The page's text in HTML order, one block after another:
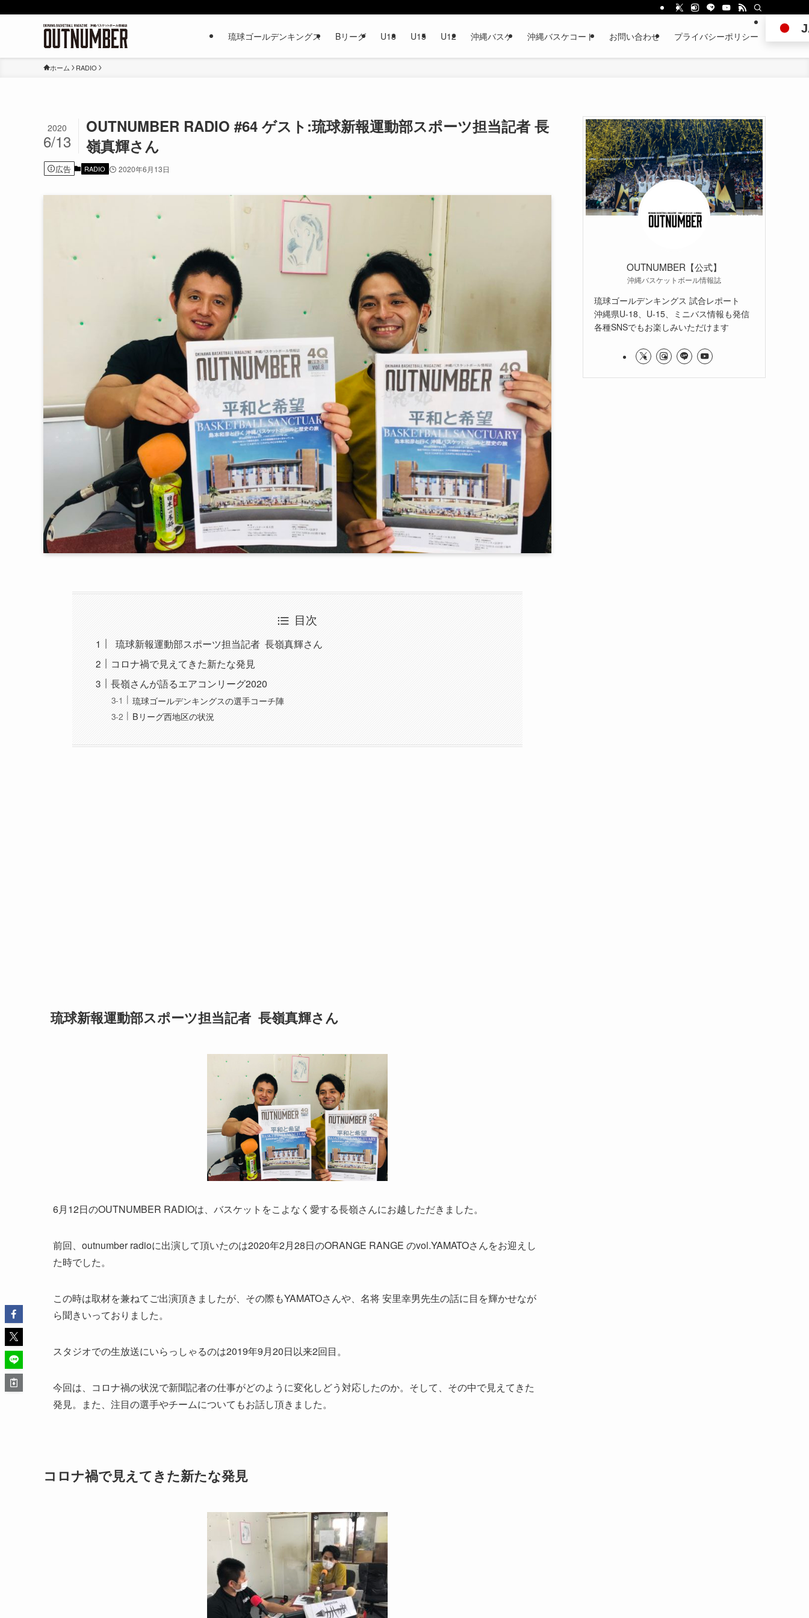
琉球ゴールデンキングス Bリーグ U18 U15 U12 沖縄バスケ 沖縄バスケコート お問い合わせ プライバシーポリシー
ホーム RADIO
OUTNUMBER RADIO #64 ゲスト:琉球新報運動部スポーツ担当記者 長
嶺真輝さん
2020
6/13
広告 RADIO 2020年6月13日
目次
琉球新報運動部スポーツ担当記者 長嶺真輝さん
コロナ禍で見えてきた新たな発見
長嶺さんが語るエアコンリーグ2020
琉球ゴールデンキングスの選手コーチ陣
Bリーグ西地区の状況
琉球新報運動部スポーツ担当記者 長嶺真輝さん
6月12日のOUTNUMBER RADIOは、バスケットをこよなく愛する長嶺さんにお越しただきました。
前回、 outnumber radioに出演して頂いたのは2020年2月28日のORANGE RANGE のvol.YAMATOさんをお迎えし
た時でした。
この時は取材を兼ねてご出演頂きましたが、その際もYAMATOさんや、名将 安里幸男先生の話に目を輝かせなが
ら聞きいっておりました。
スタジオでの生放送にいらっしゃるのは2019年9月20日以来2回目。
今回は、コロナ禍の状況で新聞記者の仕事がどのように変化しどう対応したのか。そして、その中で見えてきた
発見。
また、注目の選手やチームについてもお話し頂きました。
コロナ禍で見えてきた新たな発見
OUTNUMBER【公式】
沖縄バスケットボール情報誌
琉球ゴールデンキングス 試合レポート
沖縄県U-18、U-15、ミニバス情報も発信
各種SNSでもお楽しみいただけます